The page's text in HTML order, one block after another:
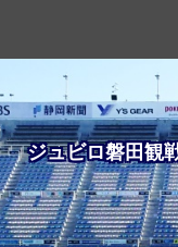
ジュビロ磐田観